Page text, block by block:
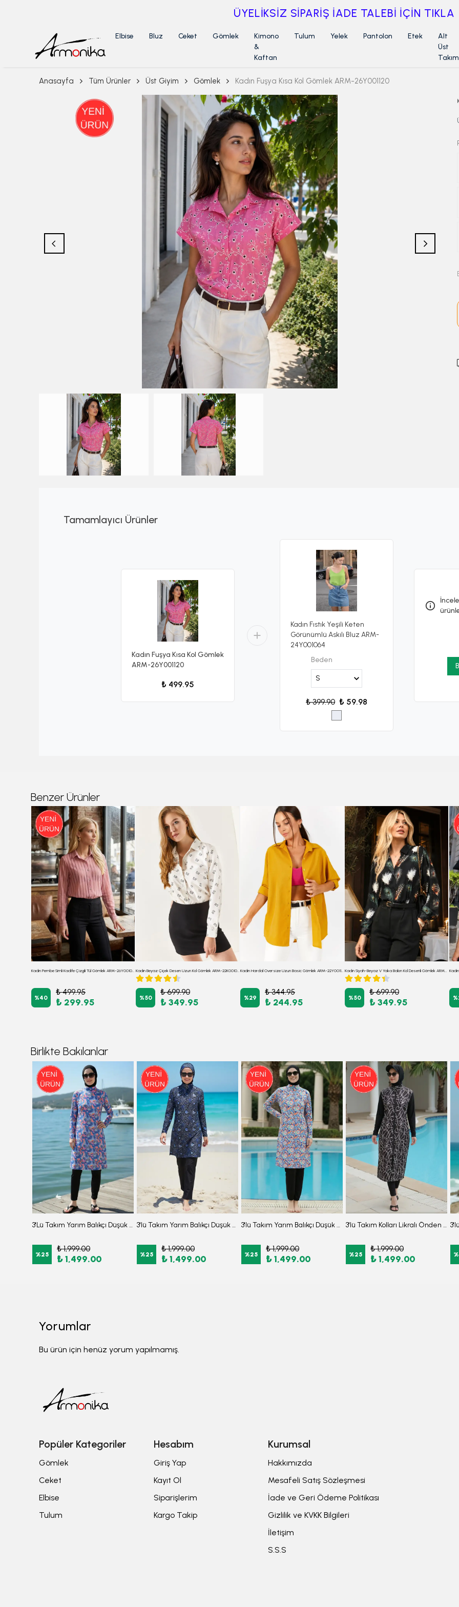
ÜYELİKSİZ SİPARİŞ İADE TALEBİ İÇİN TIKLA
Elbise Bluz Ceket Gömlek
Kimono
&
Kaftan
Tulum Yelek Pantolon Etek
Alt
Üst
Takım
Anasayfa Tüm Ürünler Üst Giyim Gömlek Kadın Fuşya Kısa Kol Gömlek ARM-26Y001120
Tamamlayıcı Ürünler
Kadın Fuşya Kısa Kol Gömlek
ARM-26Y001120
₺ 499.95
Kadın Fıstık Yeşili Keten
Görünümlü Askılı Bluz ARM-
24Y001064
Beden
₺ 399.90 ₺ 59.98
Benzer Ürünler
Kadın Pembe Simli Kadife Çizgili Tül Gömlek ARM-26Y001060
%40
₺ 499.95
₺ 299.95
Kadın Beyaz Çiçek Desen Uzun Kol Gömlek ARM-22K001063
%50
₺ 699.90
₺ 349.95
Kadın Hardal Oversize Uzun Basic Gömlek ARM-22Y001118
%29
₺ 344.95
₺ 244.95
Kadın Siyah-Beyaz V Yaka Balon Kol Desenli Gömlek ARM-25Y001016
%50
₺ 699.90
₺ 349.95 %
Birlikte Bakılanlar
3'Lü Takım Yarım Balıkçı Düşük Omuz Yarasakol Likralı Kumaş Burkini Tesettür Mayo D48
%25
₺ 1,999.00
₺ 1,499.00
3'lü Takım Yarım Balıkçı Düşük Omuz Yarasakol Likralı Kumaş Burkini Tesettür Mayo D32
%25
₺ 1,999.00
₺ 1,499.00
3'lü Takım Yarım Balıkçı Düşük Omuz Yarasakol Likralı Kumaş Burkini Tesettür Mayo D49
%25
₺ 1,999.00
₺ 1,499.00
3'lü Takım Kolları Likralı Önden Fermuarlı Yırtmaçlı Maksi Burkini Tesettür Mayo D26
%25
₺ 1,999.00
₺ 1,499.00 %
Yorumlar
Bu ürün için henüz yorum yapılmamış.
Popüler Kategoriler
Gömlek
Ceket
Elbise
Tulum
Hesabım
Giriş Yap
Kayıt Ol
Siparişlerim
Kargo Takip
Kurumsal
Hakkımızda
Mesafeli Satış Sözleşmesi
İade ve Geri Ödeme Politikası
Gizlilik ve KVKK Bilgileri
İletişim
S.S.S